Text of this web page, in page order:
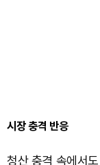
시장 충격 반응
청산 충격 속에서